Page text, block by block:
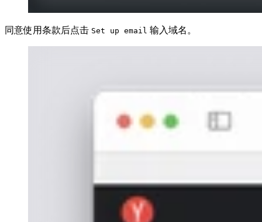
同意使用条款后点击 Set up email 输入域名。